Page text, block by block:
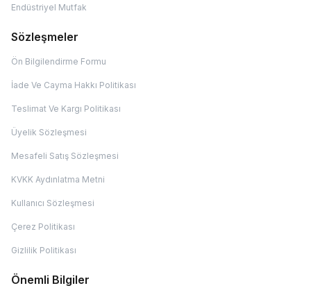
Endüstriyel Mutfak
Sözleşmeler
Ön Bilgilendirme Formu
İade Ve Cayma Hakkı Politikası
Teslimat Ve Kargı Politikası
Üyelik Sözleşmesi
Mesafeli Satış Sözleşmesi
KVKK Aydınlatma Metni
Kullanıcı Sözleşmesi
Çerez Politikası
Gizlilik Politikası
Önemli Bilgiler